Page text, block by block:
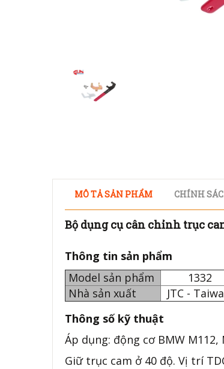
MÔ TẢ SẢN PHẨM CHÍNH
Bộ dụng cụ cân chỉnh trục
Thông tin sản phẩm
Model sản phẩm
Nhà sản xuất
JTC -
Thông số kỹ thuật
Áp dụng: động cơ BMW M112,
Giữ trục cam ở 40 độ. Vị trí